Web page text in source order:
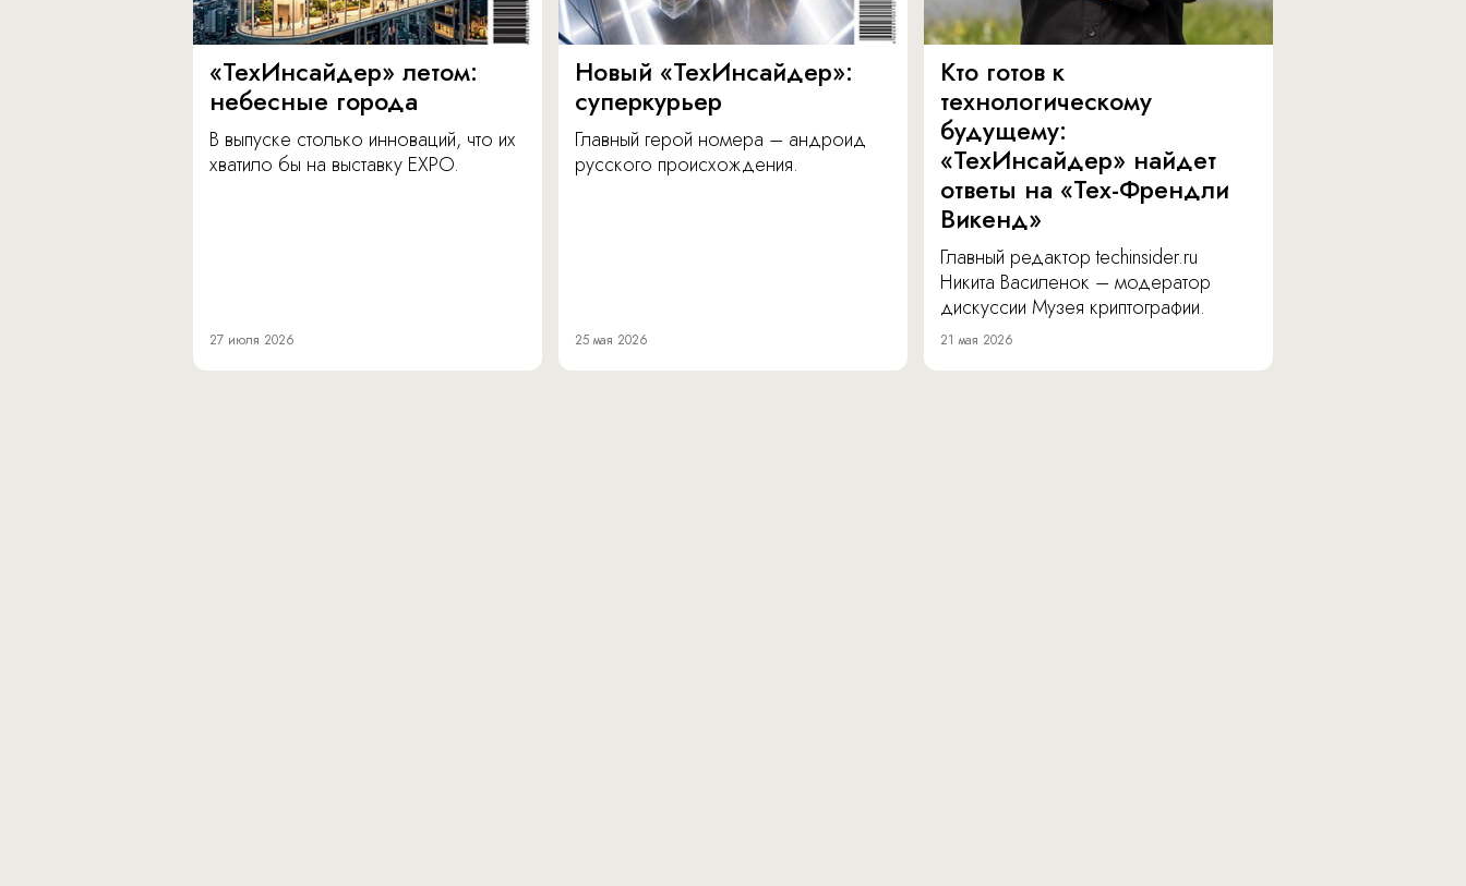
«ТехИнсайдер» летом:
небесные города
В выпуске столько инноваций, что их
хватило бы на выставку EXPO.
27 июля 2026
Новый «ТехИнсайдер»:
суперкурьер
Главный герой номера – андроид
русского происхождения.
25 мая 2026
Кто готов к
технологическому
будущему:
«ТехИнсайдер» найдет
ответы на «Тех-Френдли
Викенд»
Главный редактор techinsider.ru
Никита Василенок – модератор
дискуссии Музея криптографии.
21 мая 2026